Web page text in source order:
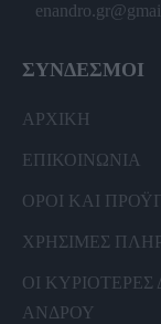
ΣΥΝΔΕΣΜΟΙ
ΑΡΧΙΚΗ
ΕΠΙΚΟΙΝΩΝΙΑ
ΟΡΟΙ ΚΑΙ
ΧΡΗΣΙΜΕΣ
ΟΙ
ΑΝΔΡΟΥ